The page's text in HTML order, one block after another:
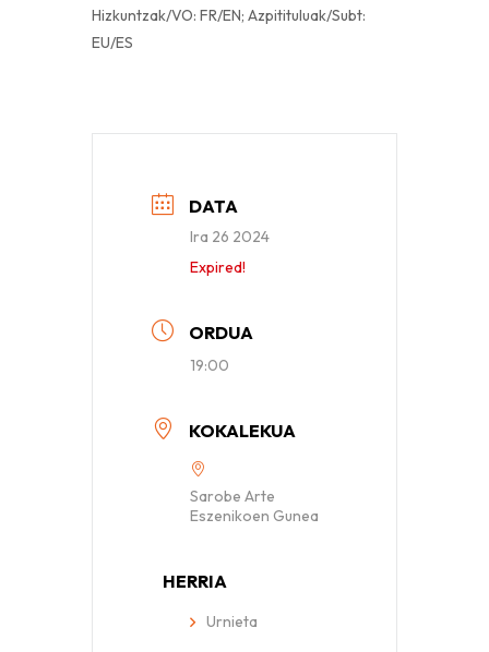
Hizkuntzak/VO: FR/EN; Azpitituluak/Subt:
EU/ES
DATA
Ira 26 2024
Expired!
ORDUA
19:00
KOKALEKUA
Sarobe Arte
Eszenikoen Gunea
HERRIA
Urnieta